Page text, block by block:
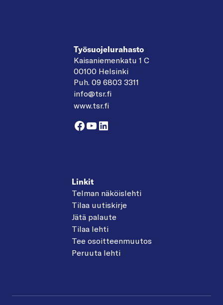
Työsuojelurahasto
Kaisaniemenkatu 1 C
00100 Helsinki
Puh. 09 6803 3311
info@tsr.fi
www.tsr.fi
Facebook
YouTube
LinkedIn
Linkit
Telman näköislehti
Tilaa uutiskirje
Jätä palaute
Tilaa lehti
Tee osoitteenmuutos
Peruuta lehti